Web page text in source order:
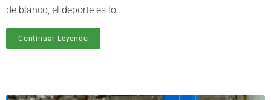
de blanco, el deporte es lo...
Continuar Leyendo